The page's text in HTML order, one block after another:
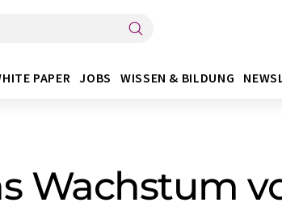
PAPER JOBS WISSEN & BILDUNG
Wachstum